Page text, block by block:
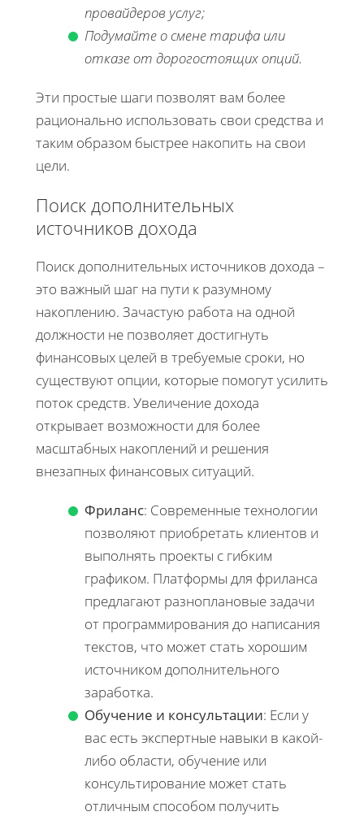
провайдеров услуг;
Подумайте о смене тарифа или
отказе от дорогостоящих опций.
Эти простые шаги позволят вам более
рационально использовать свои средства и
таким образом быстрее накопить на свои
цели.
Поиск дополнительных
источников дохода
Поиск дополнительных источников дохода –
это важный шаг на пути к разумному
накоплению. Зачастую работа на одной
должности не позволяет достигнуть
финансовых целей в требуемые сроки, но
существуют опции, которые помогут усилить
поток средств. Увеличение дохода
открывает возможности для более
масштабных накоплений и решения
внезапных финансовых ситуаций.
Фриланс: Современные технологии
позволяют приобретать клиентов и
выполнять проекты с гибким
графиком. Платформы для фриланса
предлагают разноплановые задачи
от программирования до написания
текстов, что может стать хорошим
источником дополнительного
заработка.
Обучение и консультации: Если у
вас есть экспертные навыки в какой-
либо области, обучение или
консультирование может стать
отличным способом получить